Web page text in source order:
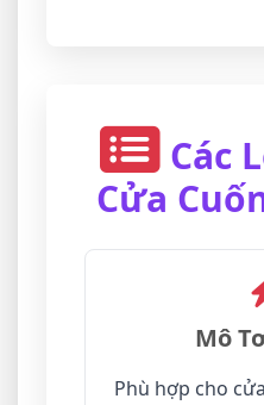
Các
Cửa
Mô
Phù hợp cho